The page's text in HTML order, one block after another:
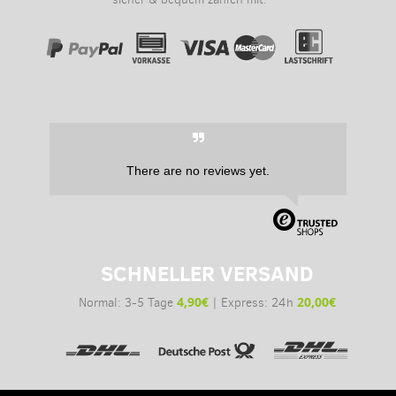
There are no reviews yet.
SCHNELLER VERSAND
Normal: 3-5 Tage 4,90€| Express: 24h 20,00€